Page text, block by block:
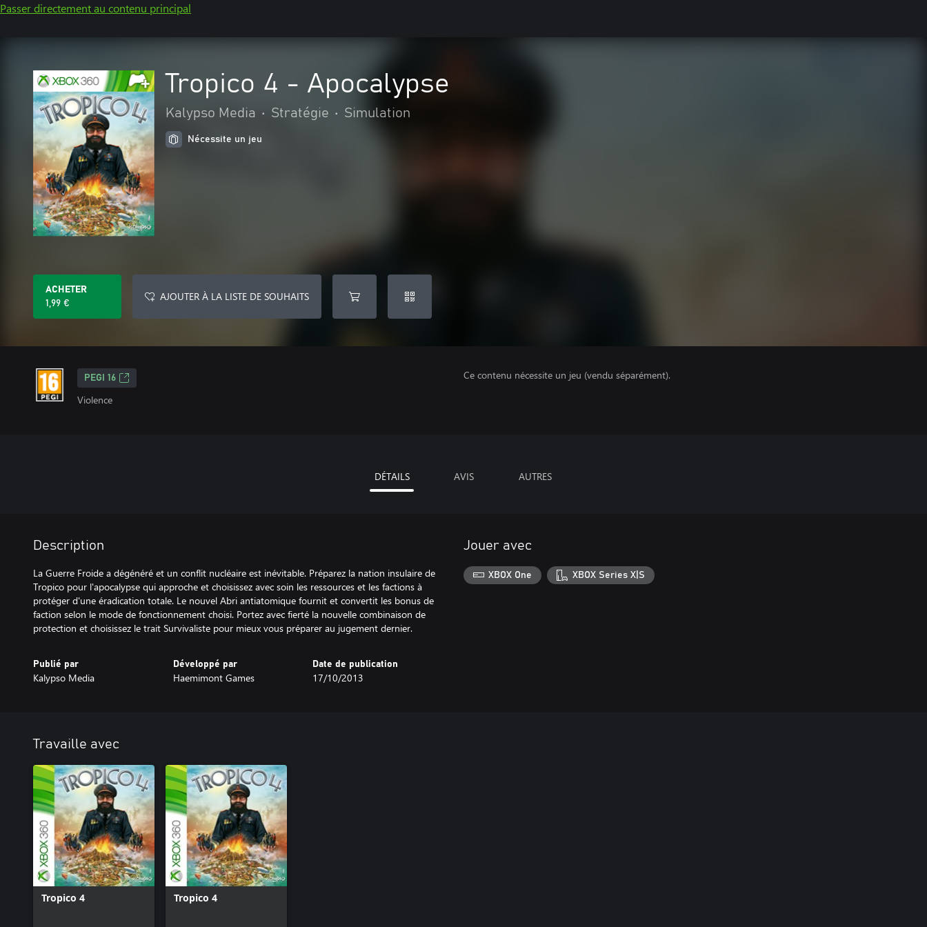
Passer directement au contenu principal
Tropico 4 - Apocalypse
Kalypso Media • Stratégie • Simulation
Nécessite un jeu
ACHETER
1,99 €
AJOUTER À LA LISTE DE SOUHAITS
PEGI 16
Violence
Ce contenu nécessite un jeu (vendu séparément).
DÉTAILS AVIS AUTRES
Description
La Guerre Froide a dégénéré et un conflit nucléaire est inévitable. Préparez la nation insulaire de
Tropico pour l'apocalypse qui approche et choisissez avec soin les ressources et les factions à
protéger d'une éradication totale. Le nouvel Abri antiatomique fournit et convertit les bonus de
faction selon le mode de fonctionnement choisi. Portez avec fierté la nouvelle combinaison de
protection et choisissez le trait Survivaliste pour mieux vous préparer au jugement dernier.
Publié par
Kalypso Media
Développé par
Haemimont Games
Date de publication
17/10/2013
Jouer avec
XBOX One XBOX Series X|S
Travaille avec
Tropico 4 Tropico 4